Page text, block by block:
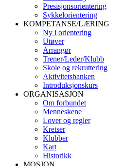
Presisjonsorientering
Sykkelorientering
KOMPETANSE/LÆRING
Ny i orientering
Utøver
Arrangør
Trener/Leder/Klubb
Skole og rekruttering
Aktivitetsbanken
Introduksjonskurs
ORGANISASJON
Om forbundet
Menneskene
Lover og regler
Kretser
Klubber
Kart
Historikk
MOSJON